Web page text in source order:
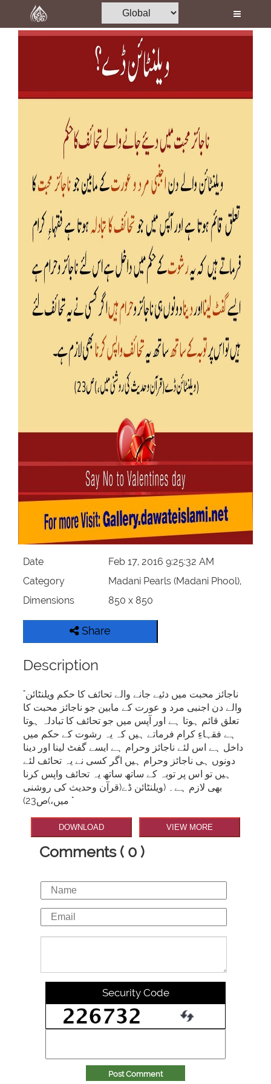
Home
Media
Madani Channel
Volunteer Portal
Donation
Magazine
Departments
Our Websites
Date
Feb 17, 2016 9:25:32 AM
Category
Madani Pearls (Madani Phool),
Dimensions
850 x 850
Share
Description
"ناجائز محبت میں دئیے جانے والے تحائف کا حکم ویلنٹائن
والے دن اجنبی مرد و عورت کے مابین جو ناجائز محبت کا
تعلق قائم ہوتا ہے اور آپس میں جو تحائف کا تبادلہ ہوتا
ہے فقہاءِ کرام فرماتے ہیں کہ یہ رشوت کے حکم میں
داخل ہے اس لئے ناجائز وحرام ہے ایسے گفٹ لینا اور دینا
دونوں ہی ناجائز وحرام ہیں اگر کسی نے یہ تحائف لئے
ہیں تو اس پر توبہ کے ساتھ ساتھ یہ تحائف واپس کرنا
بھی لازم ہے۔ (ویلنٹائن ڈے(قرآن وحدیث کی روشنی
میں،)ص23) "
DOWNLOAD VIEW MORE
Comments ( 0 )
Security Code
Post Comment